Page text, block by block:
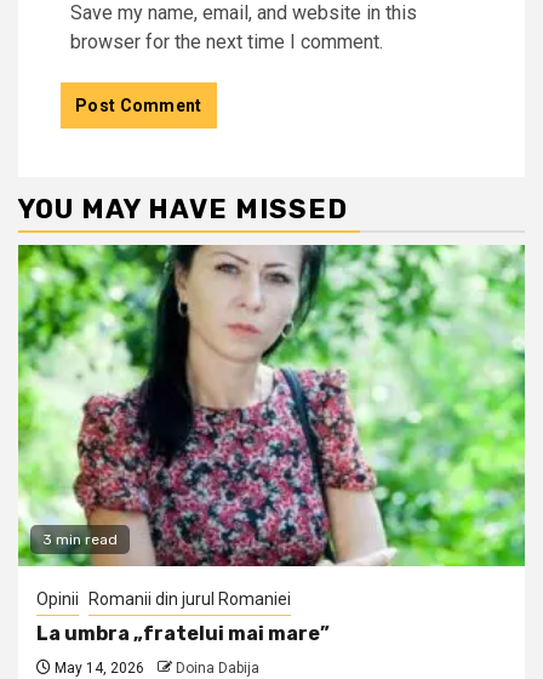
Save my name, email, and website in this
browser for the next time I comment.
YOU MAY HAVE MISSED
3 min read
Opinii Romanii din jurul Romaniei
La umbra „fratelui mai mare”
May 14, 2026 Doina Dabija